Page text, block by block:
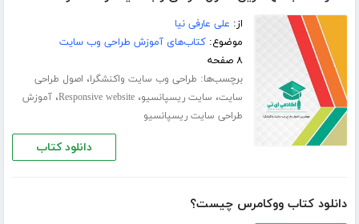
از: علی عارفی نیا
موضوع:کتاب‌های آموزش طراحی وب سایت
۸ صفحه
برچسب‌ها: طراحی وب سایت واکنشگرا، اصول طراحی
سایت، سایت ریسپانسیو،Responsive website،آموزش
طراحی سایت ریسپانسیو
دانلود کتاب
دانلود کتاب ووکامرس چیست؟